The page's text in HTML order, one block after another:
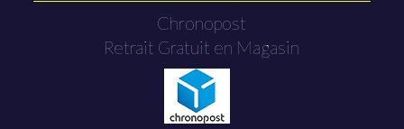
Chronopost
Retrait Gratuit en Magasin